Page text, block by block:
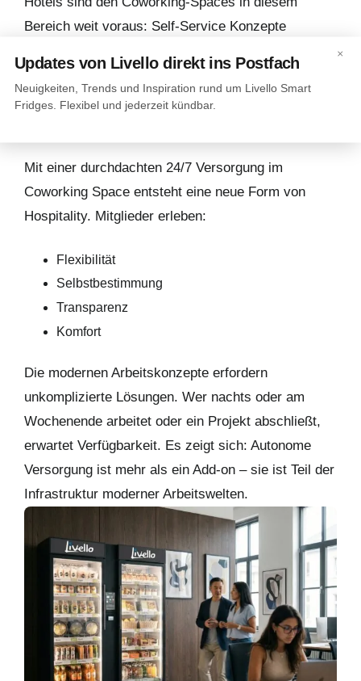
Bereich weit voraus: Self-Service Konzepte
schaffen Unabhängigkeit von Restaurants. Wie
können solche Beispiele also den Coworking
Mit einer durchdachten 24/7 Versorgung im
Coworking Space entsteht eine neue Form von
Hospitality. Mitglieder erleben:
Flexibilität
Selbstbestimmung
Transparenz
Komfort
Die modernen Arbeitskonzepte erfordern
unkomplizierte Lösungen. Wer nachts oder am
Wochenende arbeitet oder ein Projekt abschließt,
erwartet Verfügbarkeit. Es zeigt sich: Autonome
Versorgung ist mehr als ein Add-on – sie ist Teil der
Infrastruktur moderner Arbeitswelten.
×
Updates von Livello direkt ins Postfach
Neuigkeiten, Trends und Inspiration rund um Livello Smart
Fridges. Flexibel und jederzeit kündbar.